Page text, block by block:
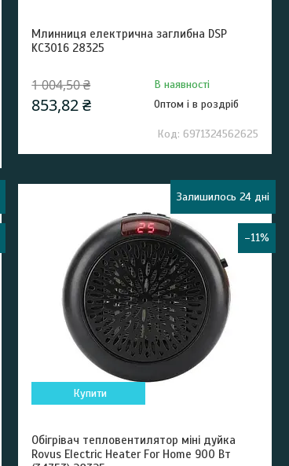
Млинниця електрична заглибна DSP
KC3016 28325
1 004,50 ₴
853,82 ₴
В наявності
Оптом і в роздріб
6971324562625
–11%
Залишилось 24 дні
Купити
Обігрівач тепловентилятор міні дуйка
Rovus Electric Heater For Home 900 Вт